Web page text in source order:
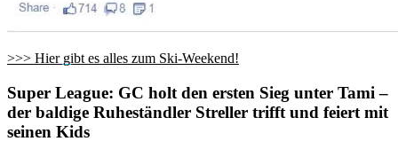
>>> Hier gibt es alles zum Ski-Weekend!
Super League: GC holt den ersten Sieg unter Tami –
der baldige Ruheständler Streller trifft und feiert mit
seinen Kids